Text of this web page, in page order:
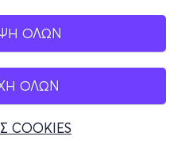
ΟΛΩΝ
ΟΛΩΝ
COOKIES